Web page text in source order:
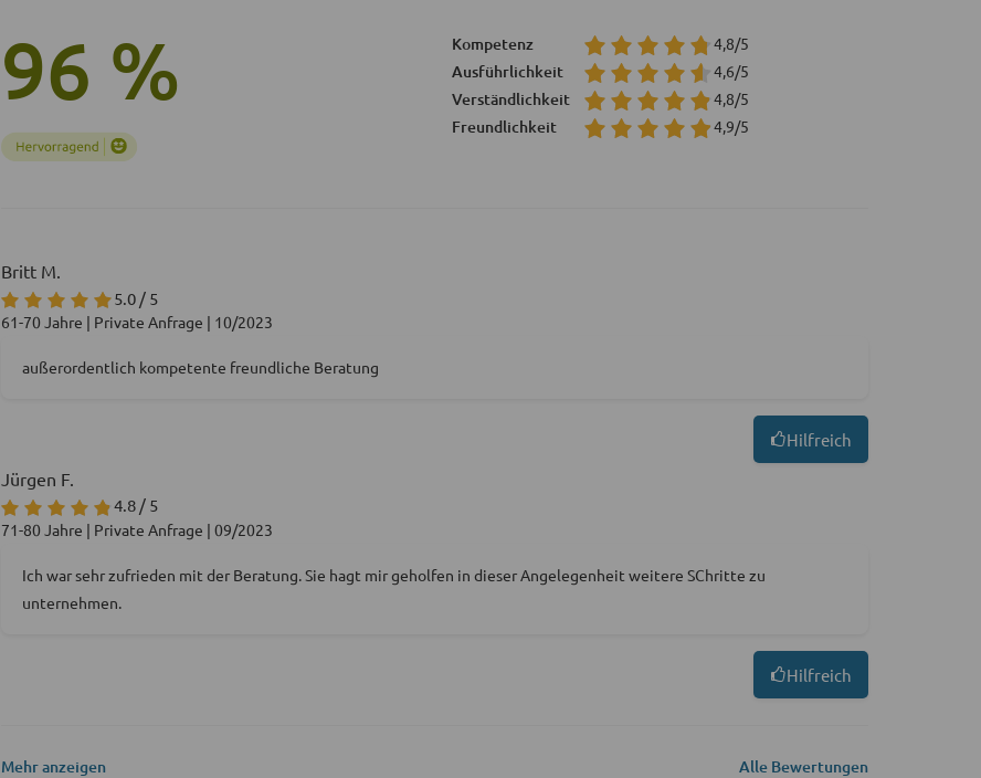
96 % Kompetenz 4,8/5
Ausführlichkeit 4,6/5
Verständlichkeit 4,8/5
Freundlichkeit 4,9/5
Britt M.
5.0 / 5
61-70 Jahre | Private Anfrage | 10/2023
außerordentlich kompetente freundliche Beratung
Hilfreich
Jürgen F.
4.8 / 5
71-80 Jahre | Private Anfrage | 09/2023
Ich war sehr zufrieden mit der Beratung. Sie hagt mir geholfen in dieser Angelegenheit weitere SChritte zu
unternehmen.
Hilfreich
Mehr anzeigen Alle Bewertungen